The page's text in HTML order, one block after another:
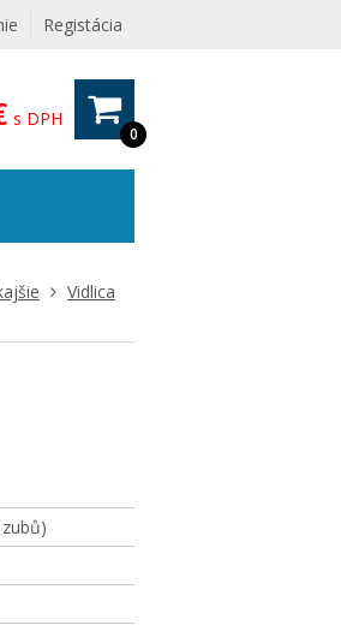
Registácia
0
s DPH
Vidlica